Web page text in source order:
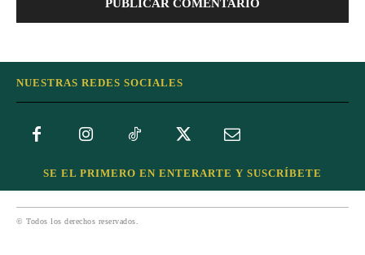
NUESTRAS REDES SOCIALES
SE EL PRIMERO EN ENTERARTE Y SUSCRÍBETE
© Todos los derechos reservados.